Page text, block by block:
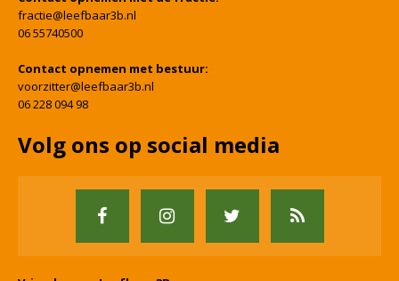
fractie@leefbaar3b.nl
06 55740500
Contact opnemen met bestuur:
voorzitter@leefbaar3b.nl
06 228 094 98
Volg ons op social media